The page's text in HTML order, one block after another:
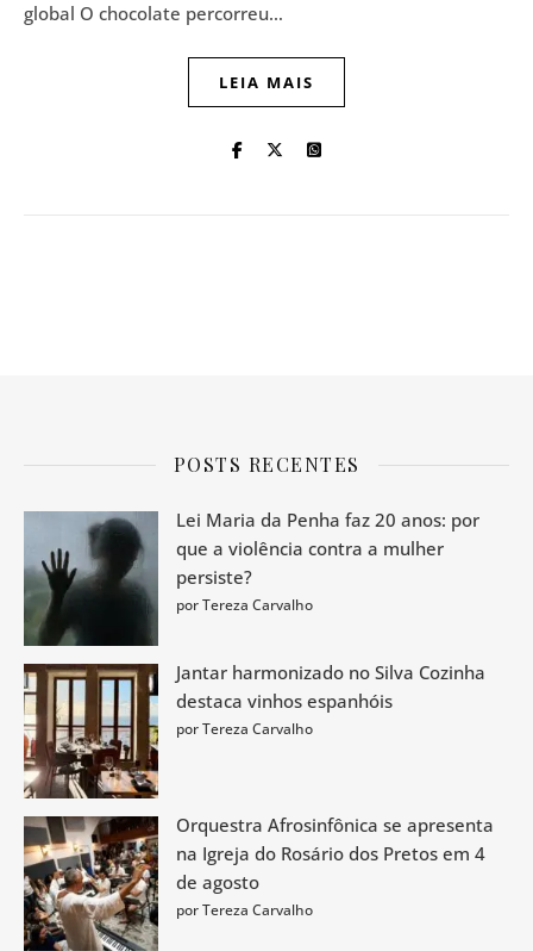
global O chocolate percorreu…
LEIA MAIS
POSTS RECENTES
Lei Maria da Penha faz 20 anos: por
que a violência contra a mulher
persiste?
por Tereza Carvalho
Jantar harmonizado no Silva Cozinha
destaca vinhos espanhóis
por Tereza Carvalho
Orquestra Afrosinfônica se apresenta
na Igreja do Rosário dos Pretos em 4
de agosto
por Tereza Carvalho